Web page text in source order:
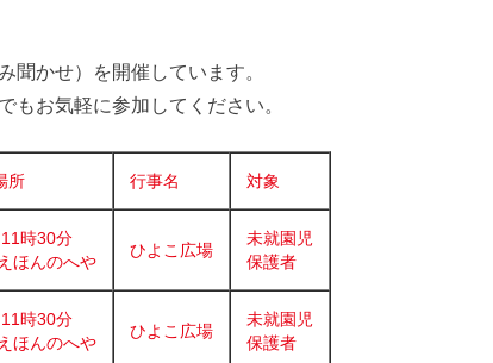
聞かせ）を開催しています。
もお気軽に参加してください。
所 行事名 対象
時30分
ほんのへや
ひよこ広場
未就園児
保護者
時30分
ほんのへや
ひよこ広場
未就園児
保護者